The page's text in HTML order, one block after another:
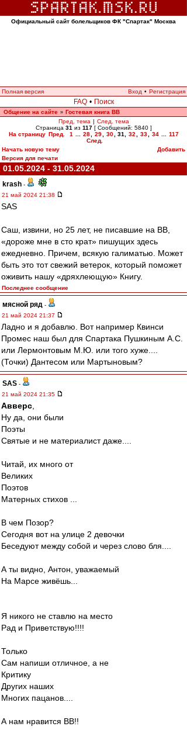
Официальный сайт болельщиков ФК "Спартак" Москва
Полная версия Вход • Регистрация
FAQ • Поиск
Общение на сайте » Гостевая книга ВВ
Пред. тема | След. тема
Страница 31 из 117[ Сообщений: 5840 ]
На страницу Пред. 1 28 29 30 31 32 33 34
117
След.
Начать новую тему
Добавить
Версия для печати
01.05.2024 - 31.05.2024
krash -
21 май 2024 21:38
SAS
Саш, извини, но 25 лет, не писавшие на ВВ,
«дороже мне в сто крат» пишущих здесь
ежедневно. Причем, всякую галиматью. Может
быть это тот свежий ветерок, который поможет
оживить нашу «дряхлеющую» Книгу.
Последнее сообщение
мясной ряд -
21 май 2024 21:37
Ладно и я добавлю. Вот например Квинси
Промес наш был для Спартака Пушкиным А.С.
или Лермонтовым М.Ю. или того хуже....
(Точки) Дантесом или Мартыновым?
SAS -
21 май 2024 21:35
Авверс
Ну да, они были
Поэты
Святые и не материалист даже....
Читай, их много от
Великих
Поэтов
Матерных стихов ...
В чем Позор?
Сегодня вот на улице 2 девочки
Беседуют между собой и через слово бля....
А ты видно, Антон, уважаемый
На Марсе живёшь...
Я никого не ставлю на место
Рад и Приветствую!!!!
Только
Сам напиши отличное, а не
Критику
Других наших
Многих пацанов....
А нам нравится ВВ!!